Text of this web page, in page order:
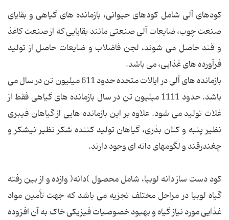
كودهای آلی شامل کودهای حیوانی، بازمانده های گیاهی و بقایای
صنعت چوب، ضایعات آلی صنعتی مانند بقایایی که از صنعت کاغذ
و قند حاصل می شوند، لجن فاضلاب و ضایعات حاصل از تولید
فرآورده های غذایی، می باشد.
بازمانده های آلی در ایالات متحده حدود 611 میلیون تن در سال می
باشد. حدود 1111 میلیون تن در سال بازمانده های گیاهی فقط از
غلات تولید می شود. علاوه بر این بازمانده هایی از گیاهان فیبری
نظیر پنبه و کتان بذری، گیاهان تولید کننده شکر نظیر نیشکر و
چغندرقند و لگومهای دانه ای وجود دارند.
کود دست ساز دانه لوبیا، شامل محصول )دانه( وازده و از بین رفته
گیاه لوبیا در مراحل مختلف تجزیه می باشد که جهت تأمین مواد
غذایی مورد نیاز گیاه و بهبود خصوصیات فیزیکی خاک به آن افزوده